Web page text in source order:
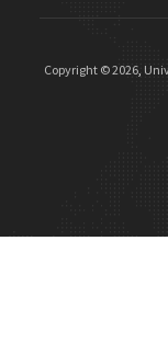
Copyright ©2026,